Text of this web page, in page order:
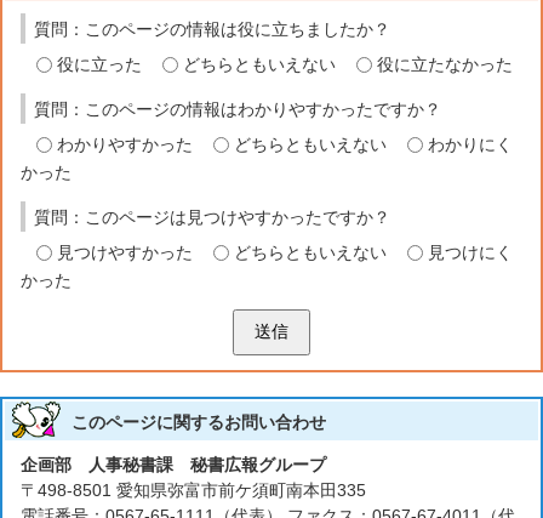
質問：このページの情報は役に立ちましたか？
役に立った
どちらともいえない 役に立たなかった
質問：このページの情報はわかりやすかったですか？
わかりやすかった
どちらともいえない
わかりにく
かった
質問：このページは見つけやすかったですか？
見つけやすかった
どちらともいえない
見つけにく
かった
送信
このページに関するお問い合わせ
企画部 人事秘書課 秘書広報グループ
〒498-8501 愛知県弥富市前ケ須町南本田335